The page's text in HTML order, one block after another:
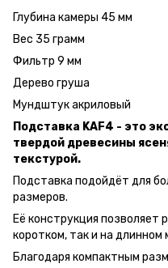
Глубина камеры 45 мм
Вес 35 грамм
Фильтр 9 мм
Дерево груша
Мундштук акриловый
Подставка KAF4 - это
твердой древесины
текстурой.
Подставка подойдёт для
размеров.
Её конструкция позволяет
коротком, так и на длинном
Благодаря компактным